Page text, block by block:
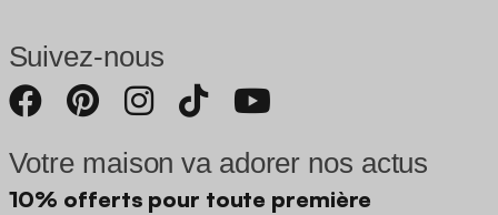
Suivez-nous
Votre maison va adorer nos actus
10% offerts pour toute première